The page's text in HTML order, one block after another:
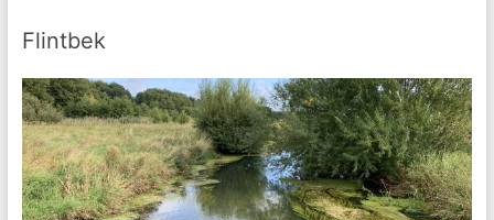
Fotos
Kultur
&
andere
Aktivitäten
Flintbek